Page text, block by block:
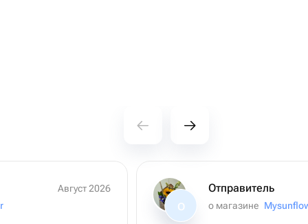
Август 2026
О
Отправитель
о магазине